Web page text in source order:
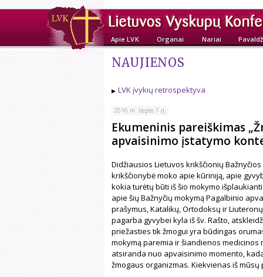
Apie LVK Organai Nariai
NAUJIENOS
LVK įvykių retrospektyva
2016 m. liepos 7 d.
Ekumeninis pareiškimas
apvaisinimo įstatymo
Didžiausios Lietuvos krikščionių
krikščionybė moko apie kūriniją, apie
kokia turėtų būti iš šio mokymo
apie šių Bažnyčių mokymą Pagalbinio
prašymus, Katalikų, Ortodoksų ir
pagarba gyvybei kyla iš šv. Rašto,
priežasties tik žmogui yra būdingas
mokymą paremia ir šiandienos medicinos
atsiranda nuo apvaisinimo momento,
žmogaus organizmas. Kiekvienas iš